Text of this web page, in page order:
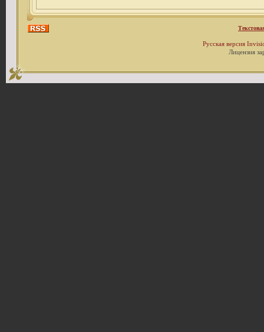
Русская версия
Лицензия